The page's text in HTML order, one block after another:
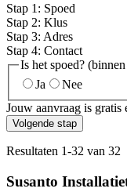
Stap 1 : Spoed
Stap 2: Klus
Stap 3: Adres
Stap 4: Contact
Is het spoed?
Ja
Nee
Jouw aanvraag is
Volgende stap
Resultaten 1-32 van 32
Susanto